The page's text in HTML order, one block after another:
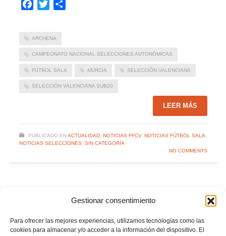
Gestionar consentimiento
Para ofrecer las mejores experiencias, utilizamos tecnologías como las
cookies para almacenar y/o acceder a la información del dispositivo. El
Facebook
Twitter
ARCHENA
CAMPEONATO NACIONAL SELECCIONES AUTONÓMICAS
FÚTBOL SALA MURCIA SELECCIÓN VALENCIANA
SELECCIÓN VALENCIANA SUB20
LEER MÁS
PUBLICADO EN ACTUALIDAD, NOTICIAS FFCV, NOTICIAS FÚTBOL SALA
NOTICIAS SELECCIONES, SIN CATEGORÍA
NO COMMENTS
Fútbol Sala: La Selección Valenciana sub17
Murcia (5-0)